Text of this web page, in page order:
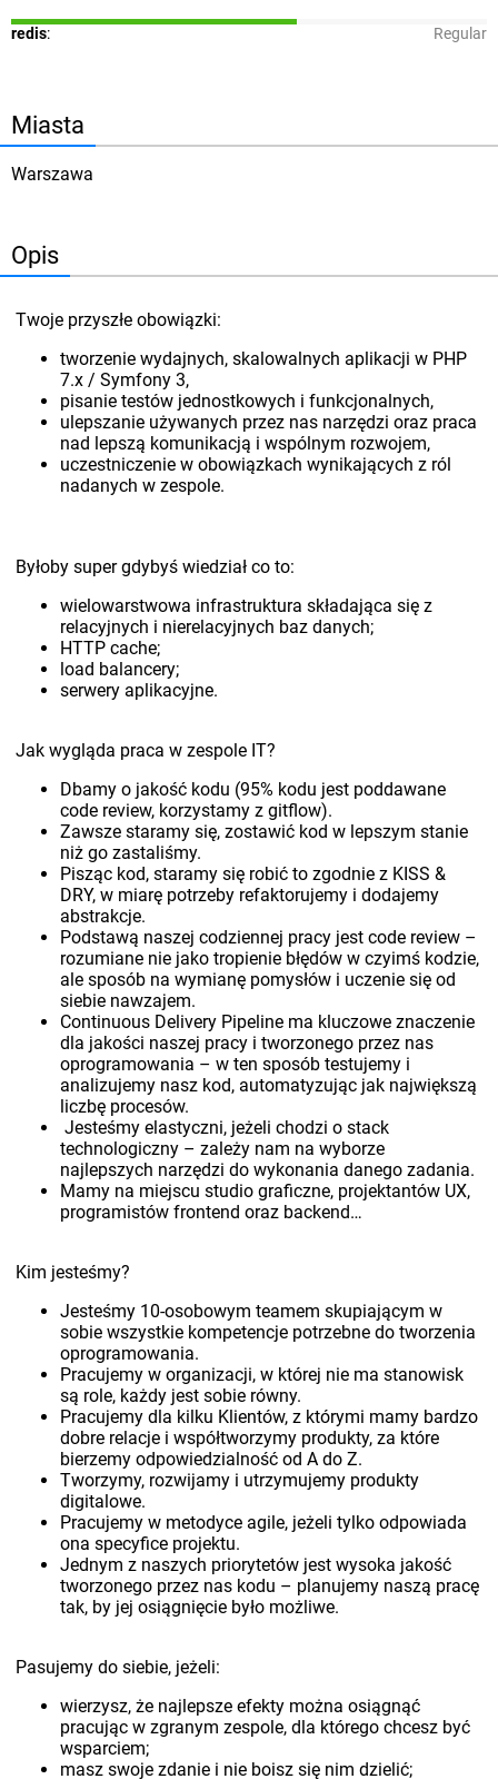
redis: Regular
Miasta
Warszawa
Opis
Twoje przyszłe obowiązki:
tworzenie wydajnych, skalowalnych aplikacji w PHP
7.x / Symfony 3,
pisanie testów jednostkowych i funkcjonalnych,
ulepszanie używanych przez nas narzędzi oraz praca
nad lepszą komunikacją i wspólnym rozwojem,
uczestniczenie w obowiązkach wynikających z ról
nadanych w zespole.
Byłoby super gdybyś wiedział co to:
wielowarstwowa infrastruktura składająca się z
relacyjnych i nierelacyjnych baz danych;
HTTP cache;
load balancery;
serwery aplikacyjne.
Jak wygląda praca w zespole IT?
Dbamy o jakość kodu (95% kodu jest poddawane
code review, korzystamy z gitflow).
Zawsze staramy się, zostawić kod w lepszym stanie
niż go zastaliśmy.
Pisząc kod, staramy się robić to zgodnie z KISS &
DRY, w miarę potrzeby refaktorujemy i dodajemy
abstrakcje.
Podstawą naszej codziennej pracy jest code review –
rozumiane nie jako tropienie błędów w czyimś kodzie,
ale sposób na wymianę pomysłów i uczenie się od
siebie nawzajem.
Continuous Delivery Pipeline ma kluczowe znaczenie
dla jakości naszej pracy i tworzonego przez nas
oprogramowania – w ten sposób testujemy i
analizujemy nasz kod, automatyzując jak największą
liczbę procesów.
Jesteśmy elastyczni, jeżeli chodzi o stack
technologiczny – zależy nam na wyborze
najlepszych narzędzi do wykonania danego zadania.
Mamy na miejscu studio graficzne, projektantów UX,
programistów frontend oraz backend…
Kim jesteśmy?
Jesteśmy 10-osobowym teamem skupiającym w
sobie wszystkie kompetencje potrzebne do tworzenia
oprogramowania.
Pracujemy w organizacji, w której nie ma stanowisk
są role, każdy jest sobie równy.
Pracujemy dla kilku Klientów, z którymi mamy bardzo
dobre relacje i współtworzymy produkty, za które
bierzemy odpowiedzialność od A do Z.
Tworzymy, rozwijamy i utrzymujemy produkty
digitalowe.
Pracujemy w metodyce agile, jeżeli tylko odpowiada
ona specyfice projektu.
Jednym z naszych priorytetów jest wysoka jakość
tworzonego przez nas kodu – planujemy naszą pracę
tak, by jej osiągnięcie było możliwe.
Pasujemy do siebie, jeżeli:
wierzysz, że najlepsze efekty można osiągnąć
pracując w zgranym zespole, dla którego chcesz być
wsparciem;
masz swoje zdanie i nie boisz się nim dzielić;